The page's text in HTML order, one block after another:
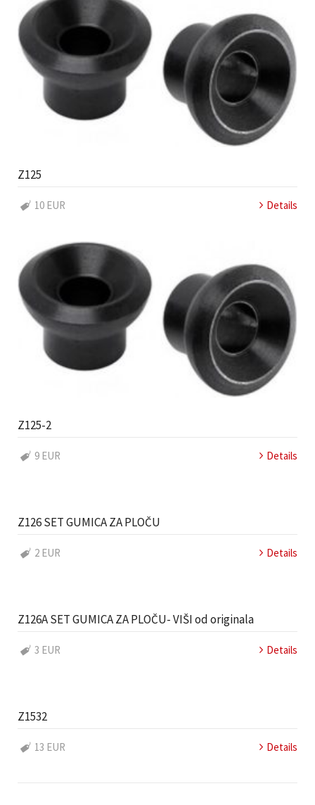
Z125
10 EUR Details
Z125-2
9 EUR Details
Z126 SET GUMICA ZA PLOČU
2 EUR Details
Z126A SET GUMICA ZA PLOČU- VIŠI od originala
3 EUR Details
Z1532
13 EUR Details